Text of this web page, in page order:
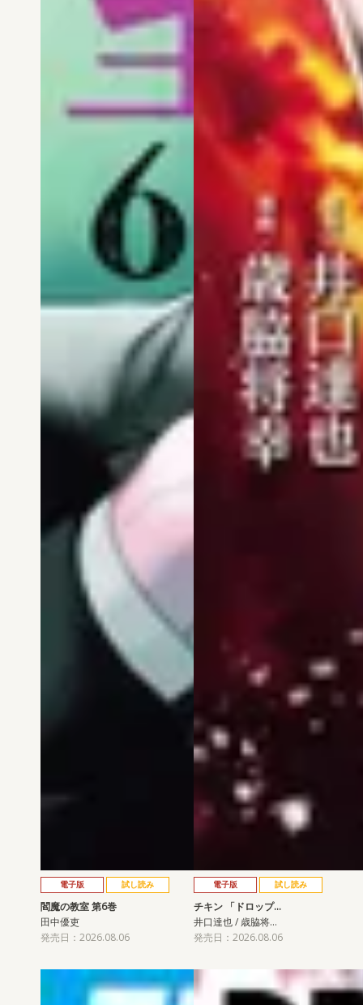
電子版 試し読み
閻魔の教室 第6巻
田中優吏
発売日：2026.08.06
電子版 試し読み
チキン 「ドロップ…
井口達也 / 歳脇将…
発売日：2026.08.06